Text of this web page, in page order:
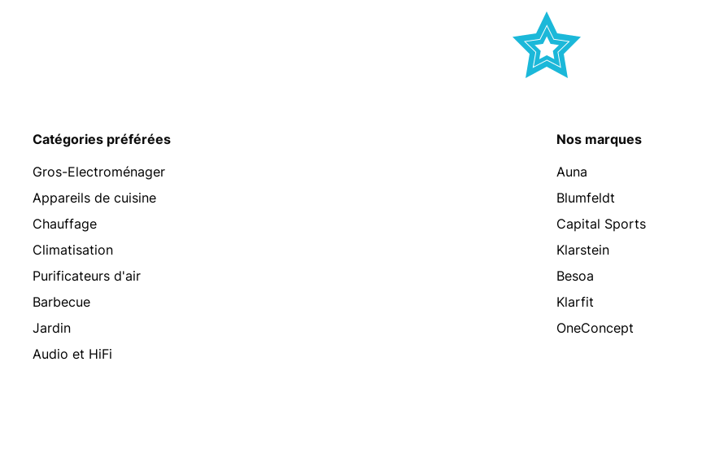
Catégories préférées
Gros-Electroménager
Appareils de cuisine
Chauffage
Climatisation
Purificateurs d'air
Barbecue
Jardin
Audio et HiFi
Nos marques
Auna
Blumfeldt
Capital Sports
Klarstein
Besoa
Klarfit
OneConcept